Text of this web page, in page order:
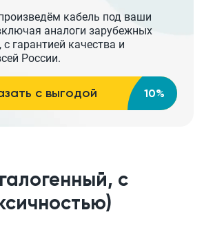
кабель под ваши
аналоги зарубежных
гарантией качества и
России.
с выгодой 10%
с